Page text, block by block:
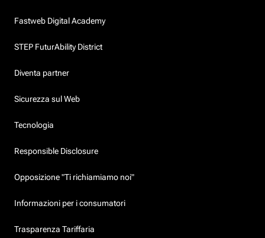
Fastweb Digital Academy
STEP FuturAbility District
Diventa partner
Sicurezza sul Web
Tecnologia
Responsible Disclosure
Opposizione "Ti richiamiamo noi"
Informazioni per i consumatori
Trasparenza Tariffaria